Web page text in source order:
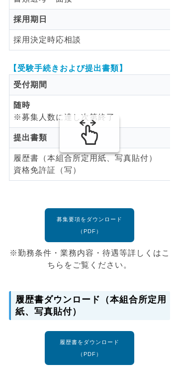
採用期日
採用決定時応相談
【受験手続きおよび提出書類】
受付期間
随時
※募集人数に達し次第終了
提出書類
履歴書（本組合所定用紙、写真貼付）
資格免許証（写）
募集要項をダウンロード
（PDF）
※勤務条件・業務内容・待遇等詳しくはこ
ちらをご覧ください。
履歴書ダウンロード（本組合所定用
紙、写真貼付）
履歴書をダウンロード
（PDF）